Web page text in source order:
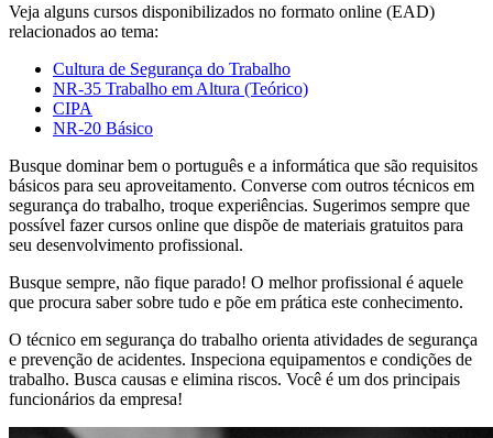
Veja alguns cursos disponibilizados no formato online (EAD)
relacionados ao tema:
Cultura de Segurança do Trabalho
NR-35 Trabalho em Altura (Teórico)
CIPA
NR-20 Básico
Busque dominar bem o português e a informática que são requisitos
básicos para seu aproveitamento. Converse com outros técnicos em
segurança do trabalho, troque experiências. Sugerimos sempre que
possível fazer cursos online que dispõe de materiais gratuitos para
seu desenvolvimento profissional.
Busque sempre, não fique parado! O melhor profissional é aquele
que procura saber sobre tudo e põe em prática este conhecimento.
O técnico em segurança do trabalho orienta atividades de segurança
e prevenção de acidentes. Inspeciona equipamentos e condições de
trabalho. Busca causas e elimina riscos. Você é um dos principais
funcionários da empresa!